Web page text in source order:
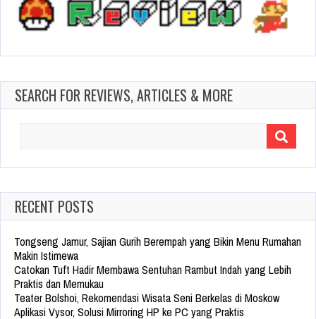
SEARCH FOR REVIEWS, ARTICLES & MORE
RECENT POSTS
Tongseng Jamur, Sajian Gurih Berempah yang Bikin Menu Rumahan
Makin Istimewa
Catokan Tuft Hadir Membawa Sentuhan Rambut Indah yang Lebih
Praktis dan Memukau
Teater Bolshoi, Rekomendasi Wisata Seni Berkelas di Moskow
Aplikasi Vysor, Solusi Mirroring HP ke PC yang Praktis